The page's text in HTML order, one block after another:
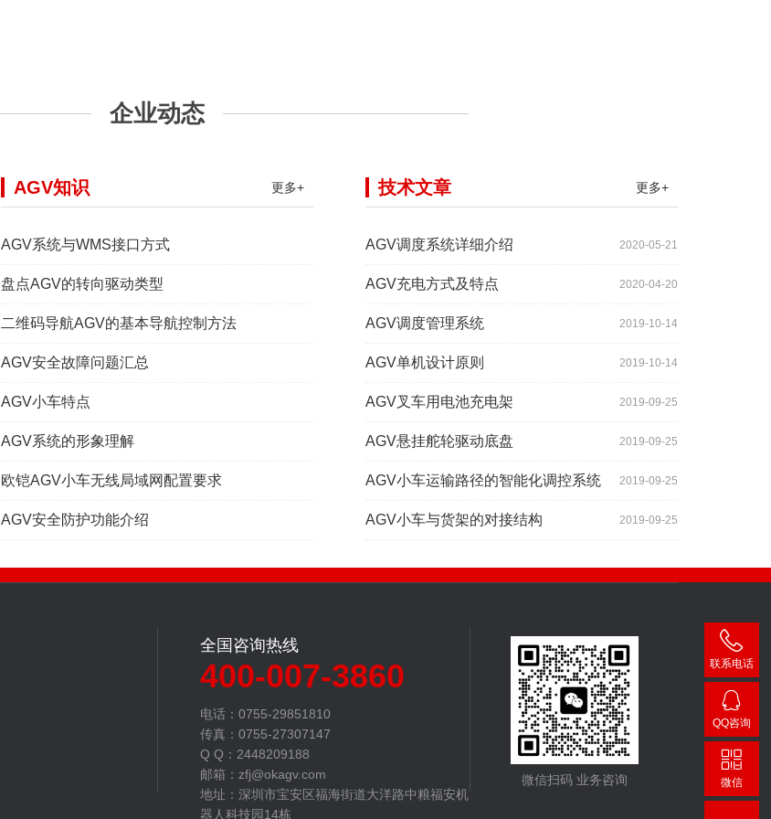
企业动态
更多+
AGV知识
AGV系统与WMS接口方式
盘点AGV的转向驱动类型
二维码导航AGV的基本导航控制方法
AGV安全故障问题汇总
AGV小车特点
AGV系统的形象理解
欧铠AGV小车无线局域网配置要求
AGV安全防护功能介绍
更多+
技术文章
2020-05-21
AGV调度系统详细介绍
2020-04-20
AGV充电方式及特点
2019-10-14
AGV调度管理系统
2019-10-14
AGV单机设计原则
2019-09-25
AGV叉车用电池充电架
2019-09-25
AGV悬挂舵轮驱动底盘
2019-09-25
AGV小车运输路径的智能化调控系统
2019-09-25
AGV小车与货架的对接结构
全国咨询热线
400-007-3860
电话：0755-29851810
传真：0755-27307147
Q Q：2448209188
邮箱：zfj@okagv.com
地址：深圳市宝安区福海街道大洋路中粮福安机
器人科技园14栋
微信扫码 业务咨询
联系电话
400-
007-
3860
QQ咨询
微信